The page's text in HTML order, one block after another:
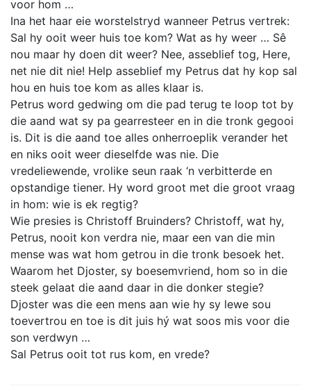
voor hom …
Ina het haar eie worstelstryd wanneer Petrus vertrek:
Sal hy ooit weer huis toe kom? Wat as hy weer … Sê
nou maar hy doen dit weer? Nee, asseblief tog, Here,
net nie dit nie! Help asseblief my Petrus dat hy kop sal
hou en huis toe kom as alles klaar is.
Petrus word gedwing om die pad terug te loop tot by
die aand wat sy pa gearresteer en in die tronk gegooi
is. Dit is die aand toe alles onherroeplik verander het
en niks ooit weer dieselfde was nie. Die
vredeliewende, vrolike seun raak ‘n verbitterde en
opstandige tiener. Hy word groot met die groot vraag
in hom: wie is ek regtig?
Wie presies is Christoff Bruinders? Christoff, wat hy,
Petrus, nooit kon verdra nie, maar een van die min
mense was wat hom getrou in die tronk besoek het.
Waarom het Djoster, sy boesemvriend, hom so in die
steek gelaat die aand daar in die donker stegie?
Djoster was die een mens aan wie hy sy lewe sou
toevertrou en toe is dit juis hý wat soos mis voor die
son verdwyn …
Sal Petrus ooit tot rus kom, en vrede?